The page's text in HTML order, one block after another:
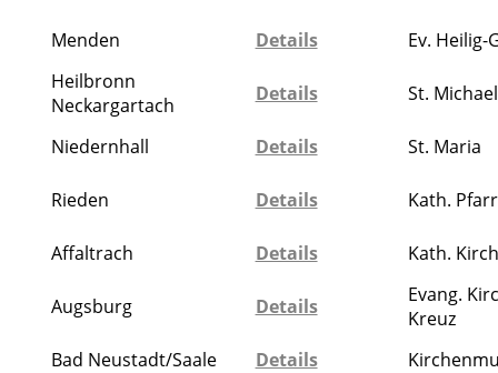
Menden Details
Ev. Heilig-
Heilbronn
Neckargartach
Details St. Michael
Niedernhall Details St. Maria
Rieden Details Kath.
Affaltrach Details Kath.
Augsburg Details
Evang.
Kreuz
Bad Neustadt/Saale
Details